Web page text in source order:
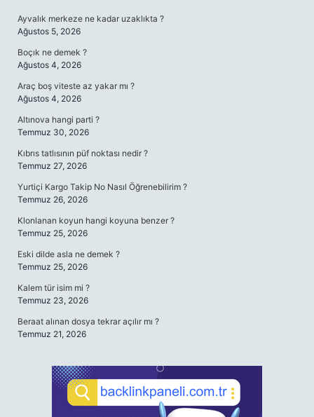
Ayvalık merkeze ne kadar uzaklıkta ?
Ağustos 5, 2026
Boçık ne demek ?
Ağustos 4, 2026
Araç boş viteste az yakar mı ?
Ağustos 4, 2026
Altınova hangi parti ?
Temmuz 30, 2026
Kıbrıs tatlısının püf noktası nedir ?
Temmuz 27, 2026
Yurtiçi Kargo Takip No Nasıl Öğrenebilirim ?
Temmuz 26, 2026
Klonlanan koyun hangi koyuna benzer ?
Temmuz 25, 2026
Eski dilde asla ne demek ?
Temmuz 25, 2026
Kalem tür isim mi ?
Temmuz 23, 2026
Beraat alınan dosya tekrar açılır mı ?
Temmuz 21, 2026